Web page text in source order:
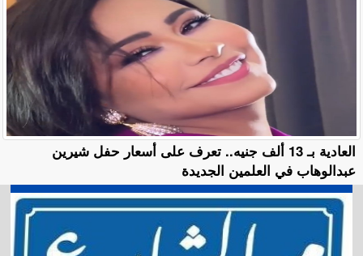
العادية بـ 13 ألف جنيه.. تعرف على أسعار حفل شيرين
عبدالوهاب في العلمين الجديدة